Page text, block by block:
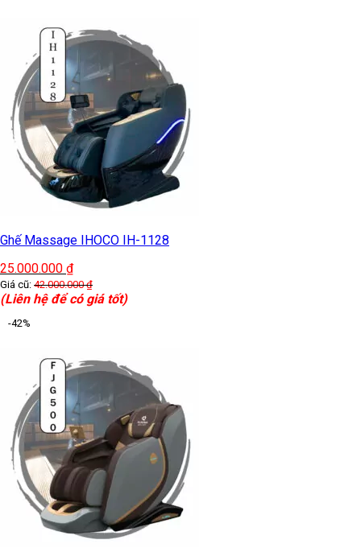
Ghế Massage IHOCO IH-1128
25.000.000 ₫
Giá cũ: 42.000.000₫
(Liên hệ để có giá tốt)
-42%